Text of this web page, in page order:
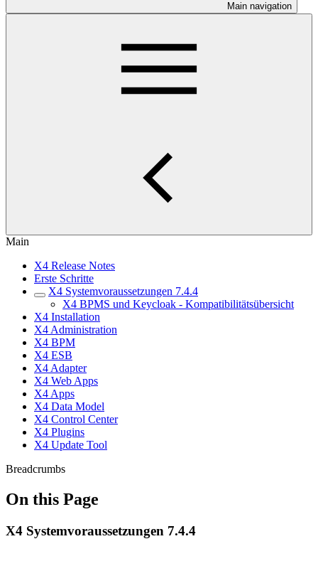
Main navigation
Main
X4 Release Notes
Erste Schritte
X4 Systemvoraussetzungen 7.4.4
X4 BPMS und Keycloak - Kompatibilitätsübersicht
X4 Installation
X4 Administration
X4 BPM
X4 ESB
X4 Adapter
X4 Web Apps
X4 Apps
X4 Data Model
X4 Control Center
X4 Plugins
X4 Update Tool
Breadcrumbs
On this Page
X4 Systemvoraussetzungen 7.4.4